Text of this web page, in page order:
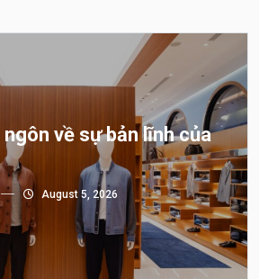
về sự bản lĩnh của
August 5, 2026